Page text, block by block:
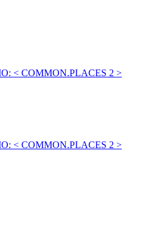
< COMMON.PLACES 2 >
< COMMON.PLACES 2 >